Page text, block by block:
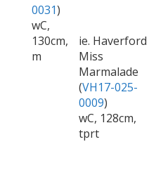
0031)
wC,
130cm,
m
ie. Haverford
Miss
Marmalade
(VH17-025-
0009)
wC, 128cm,
tprt